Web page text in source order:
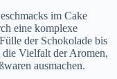
im Cake
eine komplexe
der Schokolade bis
die Vielfalt der Aromen,
ausmachen.